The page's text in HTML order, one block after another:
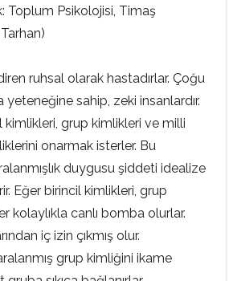
Toplum Psikolojisi, Timaş
ruhsal olarak hastadırlar. Çoğu
sahip, zeki insanlardır.
kimlikleri, grup kimlikleri ve milli
onarmak isterler. Bu
duygusu şiddeti idealize
Eğer birincil kimlikleri, grup
kolaylıkla canlı bomba olurlar.
iç izin çıkmış olur.
grup kimliğini ikame